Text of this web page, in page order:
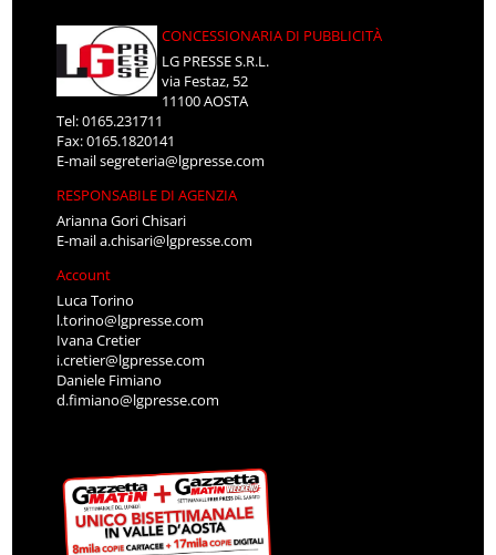
CONCESSIONARIA DI PUBBLICITÀ
LG PRESSE S.R.L.
via Festaz, 52
11100 AOSTA
Tel: 0165.231711
Fax: 0165.1820141
E-mailsegreteria@lgpresse.com
RESPONSABILE DI AGENZIA
Arianna Gori Chisari
E-maila.chisari@lgpresse.com
Account
Luca Torino
l.torino@lgpresse.com
Ivana Cretier
i.cretier@lgpresse.com
Daniele Fimiano
d.fimiano@lgpresse.com